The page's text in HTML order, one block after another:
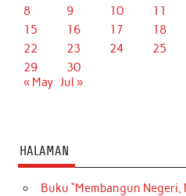
8
9 10 11
15
16 17 18
22
23 24 25
29
30
« May Jul »
HALAMAN
Buku “Membangun Negeri,